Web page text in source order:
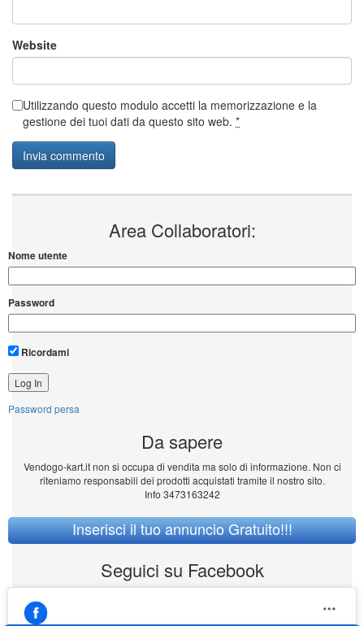
Website
Utilizzando questo modulo accetti la memorizzazione e la
gestione dei tuoi dati da questo sito web. *
Area Collaboratori:
Nome utente
Password
Ricordami
Password persa
Da sapere
Vendogo-kart.it non si occupa di vendita ma solo di informazione. Non ci
riteniamo responsabili dei prodotti acquistati tramite il nostro sito.
Info 3473163242
Inserisci il tuo annuncio Gratuito!!!
Seguici su Facebook